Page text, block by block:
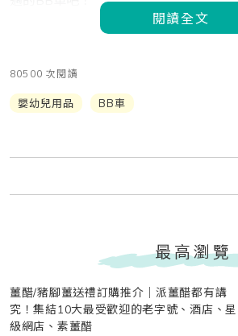
閱讀全文
80500 次閱讀
嬰幼兒用品 BB車
最高瀏覽
薑醋/豬腳薑送禮訂購推介｜派薑醋都有講
究！集結10大最受歡迎的老字號、酒店、星
級網店、素薑醋